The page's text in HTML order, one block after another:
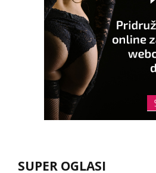
SUPER OGLASI